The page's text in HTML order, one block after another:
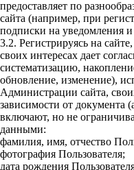
предоставляет по
сайта (например, при
подписки на уведомления и
3.2. Регистрируясь на
своих интересах дает
систематизацию,
обновление, изменение),
Администрации сайта,
зависимости от документа
включают, но не
данными:
фамилия, имя, отчество
фотография Пользователя;
дата рождения